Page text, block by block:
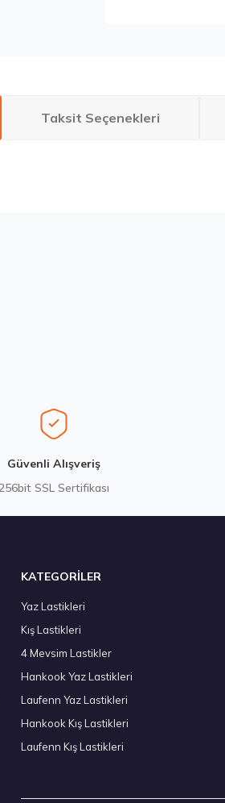
Taksit Seçenekleri
Hankook 285/45R20 112H XL
13.678,50 ₺
Absorber (Foam) AO Yaz 2026
Güvenli Alışveriş
SSL Sertifikası
KATEGORİLER
Yaz Lastikleri
Kış Lastikleri
4 Mevsim Lastikler
Hankook Yaz Lastikleri
Laufenn Yaz Lastikleri
Hankook Kış Lastikleri
Laufenn Kış Lastikleri